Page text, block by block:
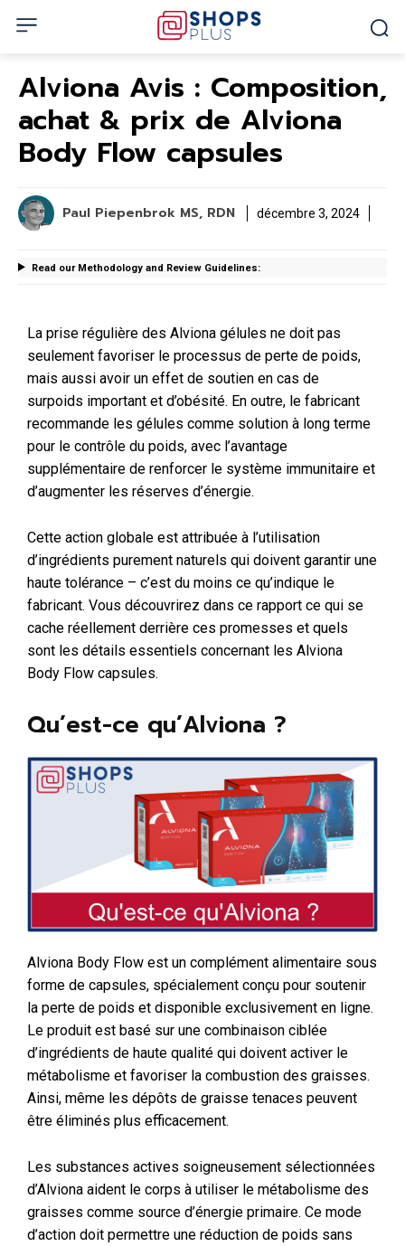
Alviona Avis : Composition,
achat & prix de Alviona
Body Flow capsules
Paul Piepenbrok MS, RDN décembre 3, 2024
Read our Methodology and Review Guidelines:
La prise régulière des Alviona gélules ne doit pas
seulement favoriser le processus de perte de poids,
mais aussi avoir un effet de soutien en cas de
surpoids important et d’obésité. En outre, le fabricant
recommande les gélules comme solution à long terme
pour le contrôle du poids, avec l’avantage
supplémentaire de renforcer le système immunitaire et
d’augmenter les réserves d’énergie.
Cette action globale est attribuée à l’utilisation
d’ingrédients purement naturels qui doivent garantir une
haute tolérance – c’est du moins ce qu’indique le
fabricant. Vous découvrirez dans ce rapport ce qui se
cache réellement derrière ces promesses et quels
sont les détails essentiels concernant les Alviona
Body Flow capsules.
Qu’est-ce qu’Alviona ?
Alviona Body Flow est un complément alimentaire sous
forme de capsules, spécialement conçu pour soutenir
la perte de poids et disponible exclusivement en ligne.
Le produit est basé sur une combinaison ciblée
d’ingrédients de haute qualité qui doivent activer le
métabolisme et favoriser la combustion des graisses.
Ainsi, même les dépôts de graisse tenaces peuvent
être éliminés plus efficacement.
Les substances actives soigneusement sélectionnées
d’Alviona aident le corps à utiliser le métabolisme des
graisses comme source d’énergie primaire. Ce mode
d’action doit permettre une réduction de poids sans